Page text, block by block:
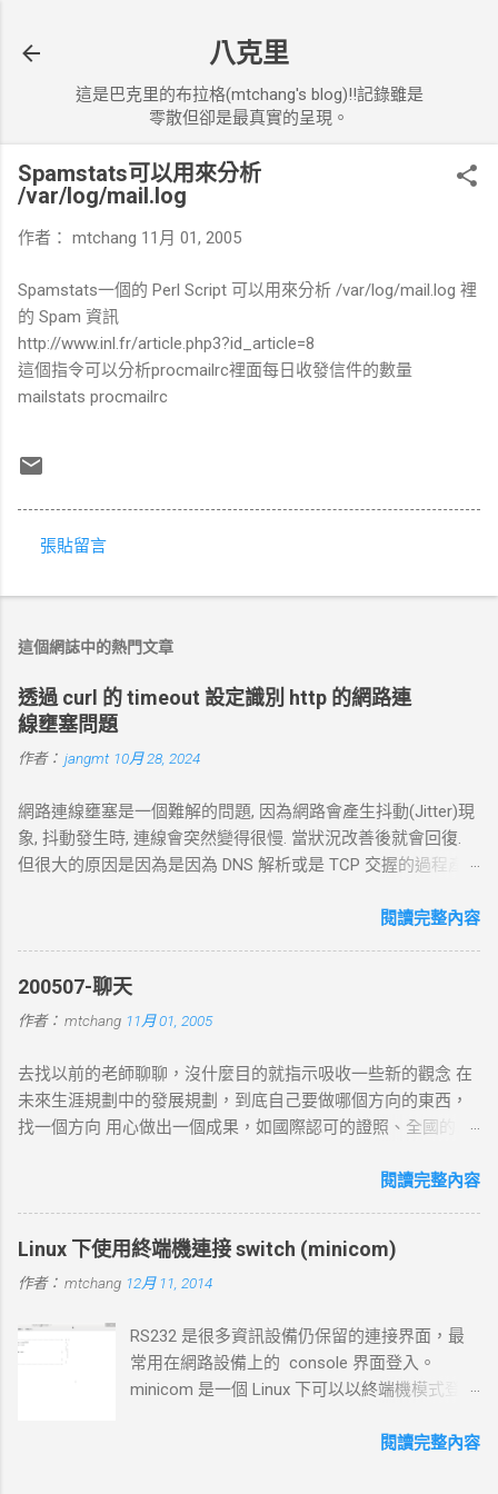
八克里
這是巴克里的布拉格(mtchang's blog)!!記錄雖是
零散但卻是最真實的呈現。
Spamstats可以用來分析
/var/log/mail.log
作者： mtchang 11月 01, 2005
Spamstats一個的 Perl Script 可以用來分析 /var/log/mail.log 裡
的 Spam 資訊
http://www.inl.fr/article.php3?id_article=8
這個指令可以分析procmailrc裡面每日收發信件的數量
mailstats procmailrc
言
張貼留言
這個網誌中的熱門文章
透過 curl 的 timeout 設定識別 http 的網路連
線壅塞問題
作者： jangmt 10月 28, 2024
網路連線壅塞是一個難解的問題, 因為網路會產生抖動(Jitter)現
象, 抖動發生時, 連線會突然變得很慢. 當狀況改善後就會回復.
但很大的原因是因為是因為 DNS 解析或是 TCP 交握的過程產
以下幾個主要步驟： 1. DNS 查詢 目標 ：解析主機名 (如
進行查詢，獲取目標伺服器的 IP 地址。 結果 ：若查詢成功，
返回 IP 地址， curl 將繼續下一步。若查詢失敗， curl 則返回
DNS 錯誤並中止。 2. TCP 三向交握 (Three-Way Handshake) 目
核發送一個 SYN 封包，目標伺服器回應 SYN-ACK ，然後 curl
返回 ACK 完成三向交握，建立起 TCP 連線。 結果 ：若在 --
connect-timeout 設定時間內未完成三向交握，則連線失敗並返
HTTP 請求，根據 URL 設定不同的請求方法（如 GET 、 POST
）。 過程 ： curl 構建 HTTP 請求標頭並附加任何所需的數據
（如表單數據），然後通過已建立的 TCP 連線將請求發送到伺
服器。 結果 ：伺服器接收請求並準備回應，若過程中出現網路
問題，則請求可能中止或失敗。 4. 伺服器處理請求並返回回應
容。 過程 ：伺服器確認請求內容後，由 HTTP 伺服器（如
httpd ）根據需求（例如讀取靜態文件或調用後端服務）生成回
應，並加上適當的 HTTP 狀態碼和標頭。 結果 ：伺服器將回應
服器接收回應數據，並在終端或指定的輸出目標中顯示。 過程
閱讀完整內容
200507-聊天
作者： mtchang 11月 01, 2005
去找以前的老師聊聊，沒什麼目的就指示吸收一些新的觀念 在
未來生涯規劃中的發展規劃，到底自己要做哪個方向的東西，
找一個方向 用心做出一個成果，如國際認可的證照、全國的比
路。以目前技術而言要就做最大最廣，否則 就做最小最少，避
X-windows上程式的開發： http://www.wxwidgets.org/
http://tavi.debian.org.tw/index.php?page=wxWindows * 使用
Java在嵌入式系統上的開發 當然如果在學習過程中，有好的工
等著我去讀，但好的工作不是常常有的，一定要把握住好的機
閱讀完整內容
Linux 下使用終端機連接 switch (minicom)
作者： mtchang 12月 11, 2014
RS232 是很多資訊設備仍保留的連接界面，最
常用在網路設備上的 console 界面登入。
minicom 是一個 Linux 下可以以終端機模式登入
裝 minicom mtchang@debian:~$ sudo apt-get
閱讀完整內容